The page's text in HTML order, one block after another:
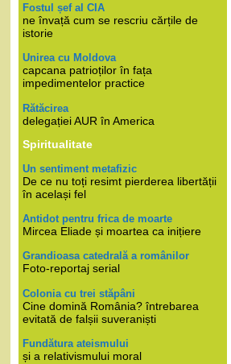
Fostul șef al CIA
ne învață cum se rescriu cărțile de
istorie
Unirea cu Moldova
capcana patrioților în fața
impedimentelor practice
Rătăcirea
delegației AUR în America
Spiritualitate
Un sentiment metafizic
De ce nu toți resimt pierderea libertății
în același fel
Antidot pentru frica de moarte
Mircea Eliade și moartea ca inițiere
Grandioasa catedrală a românilor
Foto-reportaj serial
Colonia cu trei stăpâni
Cine domină România? întrebarea
evitată de falșii suveraniști
Fundătura ateismului
și a relativismului moral